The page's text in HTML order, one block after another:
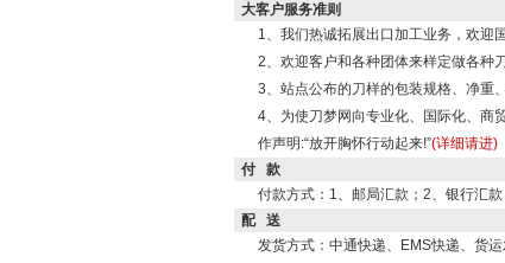
大客户服务准则
1、我们热诚拓展出口加工业务，欢迎
2、欢迎客户和各种团体来样定做各种
3、站点公布的刀样的包装规格、净重
4、为使刀梦网向专业化、国际化、商
作声明:“放开胸怀行动起来!”(详细请进)
付 款
付款方式：1、邮局汇款；2、银行汇
配 送
发货方式：中通快递、EMS快递、货